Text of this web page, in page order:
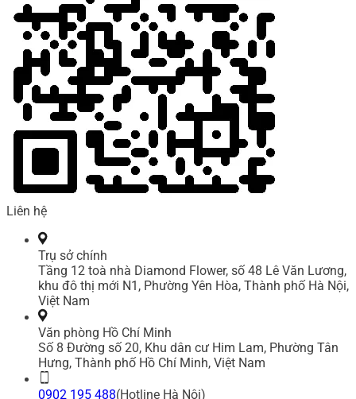
Liên hệ
Trụ sở chính
Tầng 12 toà nhà Diamond Flower, số 48 Lê Văn Lương,
khu đô thị mới N1, Phường Yên Hòa, Thành phố Hà Nội,
Việt Nam
Văn phòng Hồ Chí Minh
Số 8 Đường số 20, Khu dân cư Him Lam, Phường Tân
Hưng, Thành phố Hồ Chí Minh, Việt Nam
0902 195 488(Hotline Hà Nội)